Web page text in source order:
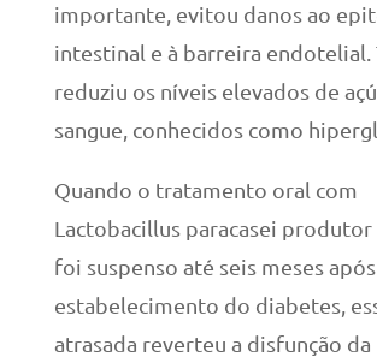
importante, evitou danos ao
intestinal e à barreira endotelial.
reduziu os níveis elevados de
sangue, conhecidos como
Quando o tratamento oral com
Lactobacillus paracasei produtor
foi suspenso até seis meses
estabelecimento do diabetes,
atrasada reverteu a disfunção